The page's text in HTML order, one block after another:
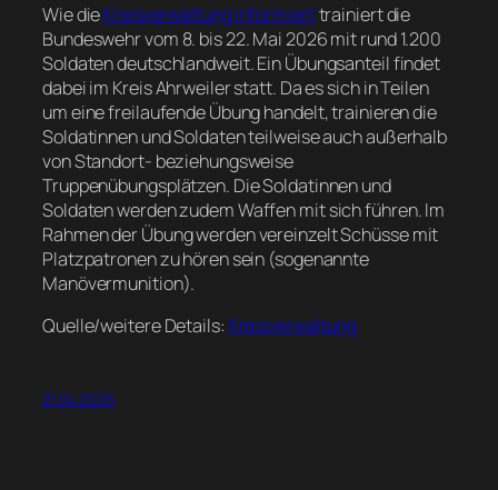
Wie dieKreisverwaltung informierttrainiert die
Bundeswehr vom 8. bis 22. Mai 2026 mit rund 1.200
Soldaten deutschlandweit. Ein Übungsanteil findet
dabei im Kreis Ahrweiler statt. Da es sich in Teilen
um eine freilaufende Übung handelt, trainieren die
Soldatinnen und Soldaten teilweise auch außerhalb
von Standort- beziehungsweise
Truppenübungsplätzen. Die Soldatinnen und
Soldaten werden zudem Waffen mit sich führen. Im
Rahmen der Übung werden vereinzelt Schüsse mit
Platzpatronen zu hören sein (sogenannte
Manövermunition).
Quelle/weitere Details: Kreisverwaltung
21.04.2026